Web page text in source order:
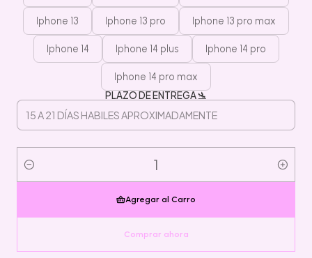
Iphone 13 Iphone 13 pro Iphone 13 pro max
Iphone 14 Iphone 14 plus Iphone 14 pro
Iphone 14 pro max
PLAZO DE ENTREGA 🛬
Cantidad
Agregar al Carro
Comprar ahora